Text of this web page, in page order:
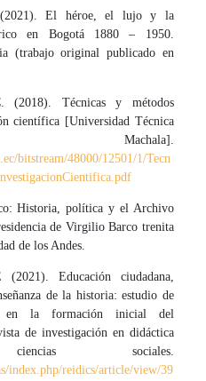
El héroe, el lujo y la
en Bogotá 1880 – 1950.
(trabajo original publicado en
Técnicas y métodos
científica [Universidad Técnica
bitstream/48000/12501/1/Tecn
Historia, política y el Archivo
de Virgilio Barco trenita
de los Andes.
Educación ciudadana,
de la historia: estudio de
en la formación inicial del
de investigación en didáctica
sociales.
index.php/reidics/article/view/39